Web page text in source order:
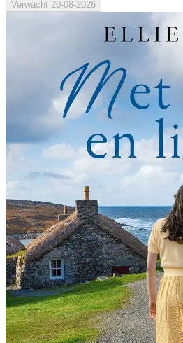
Verwacht 20-08-2026